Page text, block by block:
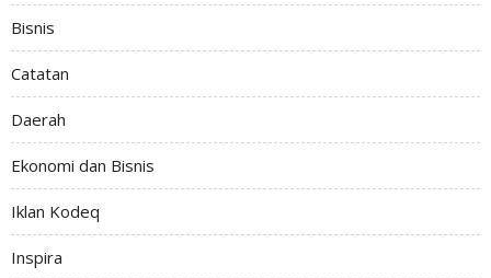
Bisnis
Catatan
Daerah
Ekonomi dan Bisnis
Iklan Kodeq
Inspira